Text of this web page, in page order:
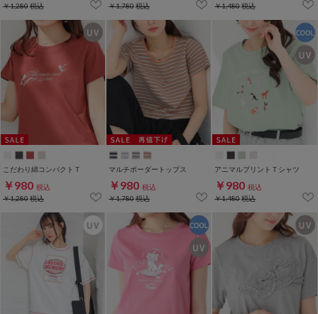
￥1,280税込
￥1,780税込
￥1,480税込
こだわり綿コンパクトＴ
￥980 税込
￥1,280税込
マルチボーダートップス
￥980 税込
￥1,780税込
アニマルプリントＴシャツ
￥980 税込
￥1,480税込